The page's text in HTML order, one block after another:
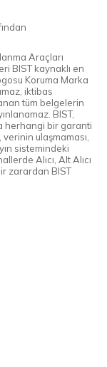
Araçları
BIST kaynaklı en
Koruma Marka
iktibas
tüm belgelerin
BIST,
herhangi bir garanti
ulaşmaması,
sistemindeki
Alıcı, Alt Alıcı
zarardan BIST